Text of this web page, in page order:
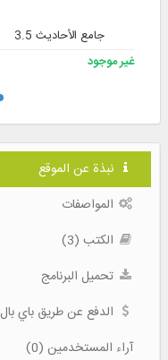
جامع الأحاديث 3.5
غير موجود
نبذة عن الموقع
المواصفات
الكتب (3)
تحميل البرنامج
الدفع عن طريق باي بال
آراء المستخدمين (0)